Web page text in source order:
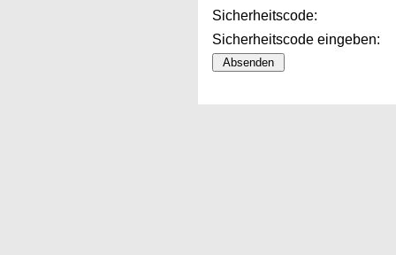
Sicherheitscode:
Sicherheitscode eingeben: